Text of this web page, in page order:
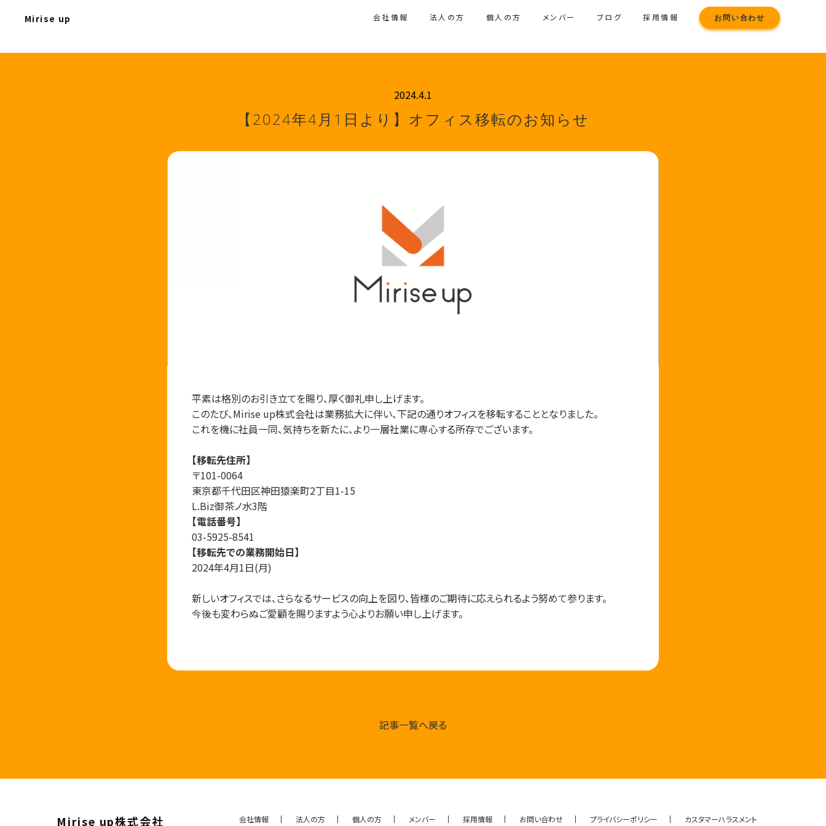
Mirise up 会社情報 法人の方 個人の方 メンバー ブログ 採用情報 お問い合わせ
2024.4.1
【2024年4月1日より】オフィス移転のお知らせ
平素は格別のお引き立てを賜り、厚く御礼申し上げます。
このたび、Mirise up株式会社は業務拡大に伴い、下記の通りオフィスを移転することとなりました。
これを機に社員一同、気持ちを新たに、より一層社業に専心する所存でございます。
【移転先住所】
〒101-0064
東京都千代田区神田猿楽町2丁目1-15
L.Biz御茶ノ水3階
【電話番号】
03-5925-8541
【移転先での業務開始日】
2024年4月1日(月)
新しいオフィスでは、さらなるサービスの向上を図り、皆様のご期待に応えられるよう努めて参ります。
今後も変わらぬご愛顧を賜りますよう心よりお願い申し上げます。
記事一覧へ戻る
会社情報 法人の方 個人の方 メンバー 採用情報 お問い合わせ プライバシーポリシー カスタマーハラスメント
Mirise up株式会社